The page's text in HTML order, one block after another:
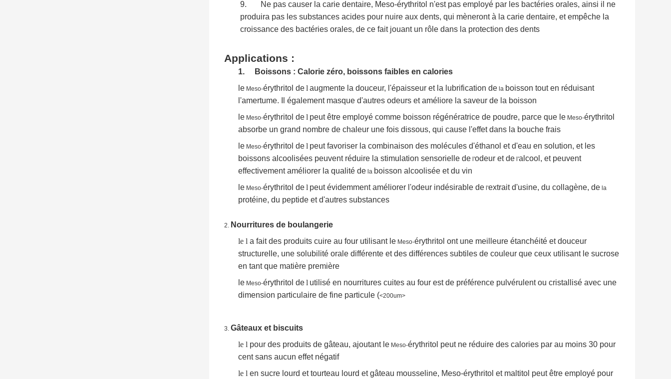
9. Ne pas causer la carie dentaire, Meso-érythritol n'est pas employé par les bactéries orales, ainsi il ne
produira pas les substances acides pour nuire aux dents, qui mèneront à la carie dentaire, et empêche la
croissance des bactéries orales, de ce fait jouant un rôle dans la protection des dents
Applications :
1. Boissons : Calorie zéro, boissons faibles en calories
le Meso-érythritol del augmente la douceur, l'épaisseur et la lubrification de la boisson tout en réduisant
l'amertume. Il également masque d'autres odeurs et améliore la saveur de la boisson
le Meso-érythritol del peut être employé comme boisson régénératrice de poudre, parce que le Meso-érythritol
absorbe un grand nombre de chaleur une fois dissous, qui cause l'effet dans la bouche frais
le Meso-érythritol del peut favoriser la combinaison des molécules d'éthanol et d'eau en solution, et les
boissons alcoolisées peuvent réduire la stimulation sensorielle de l'odeur et de l'alcool, et peuvent
effectivement améliorer la qualité de la boisson alcoolisée et du vin
le Meso-érythritol del peut évidemment améliorer l'odeur indésirable de l'extrait d'usine, du collagène, de la
protéine, du peptide et d'autres substances
2. Nourritures de boulangerie
le l a fait des produits cuire au four utilisant le Meso-érythritol ont une meilleure étanchéité et douceur
structurelle, une solubilité orale différente et des différences subtiles de couleur que ceux utilisant le sucrose
en tant que matière première
le Meso-érythritol del utilisé en nourritures cuites au four est de préférence pulvérulent ou cristallisé avec une
dimension particulaire de fine particule (<200um>
3. Gâteaux et biscuits
le l pour des produits de gâteau, ajoutant le Meso-érythritol peut ne réduire des calories par au moins 30 pour
cent sans aucun effet négatif
le l en sucre lourd et tourteau lourd et gâteau mousseline, Meso-érythritol et maltitol peut être employé pour